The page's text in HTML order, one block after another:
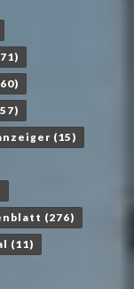
(15)
(276)
(11)